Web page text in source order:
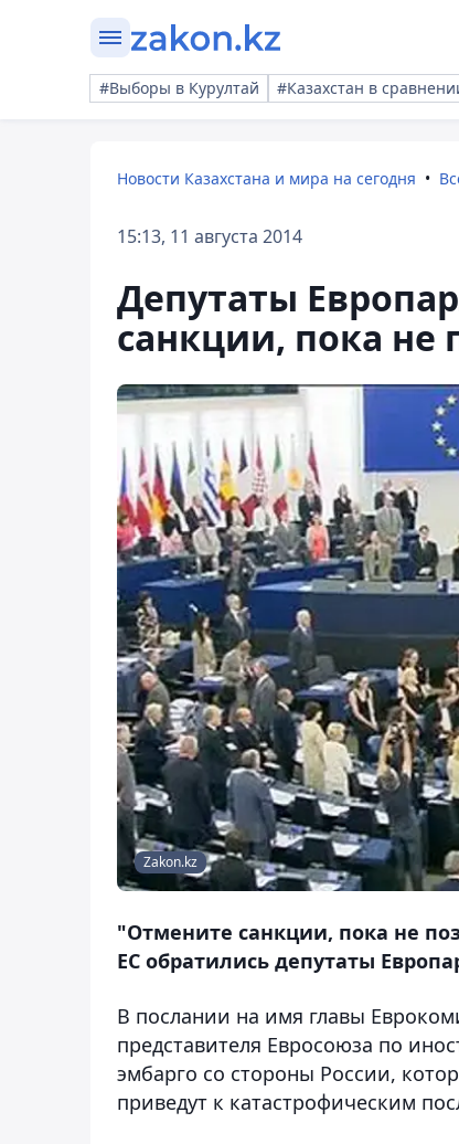
#Выборы в Курултай #Казахстан в
Новости Казахстана и мира на сегодня
15:13, 11 августа 2014
Депутаты
санкции, пока не
Zakon.kz
"Отмените санкции, пока не
ЕС обратились депутаты
В послании на имя главы
представителя Евросоюза по
эмбарго со стороны России,
приведут к катастрофическим